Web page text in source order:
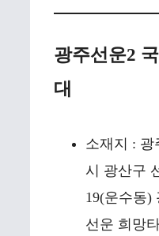
광주선운2
대
소재지 : 광
시 광산구
19(운수동)
선운 희망